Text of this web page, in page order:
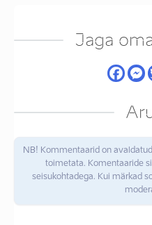
Jaga
NB! Kommentaarid on
toimetata. Komentaaride
seisukohtadega. Kui märkad